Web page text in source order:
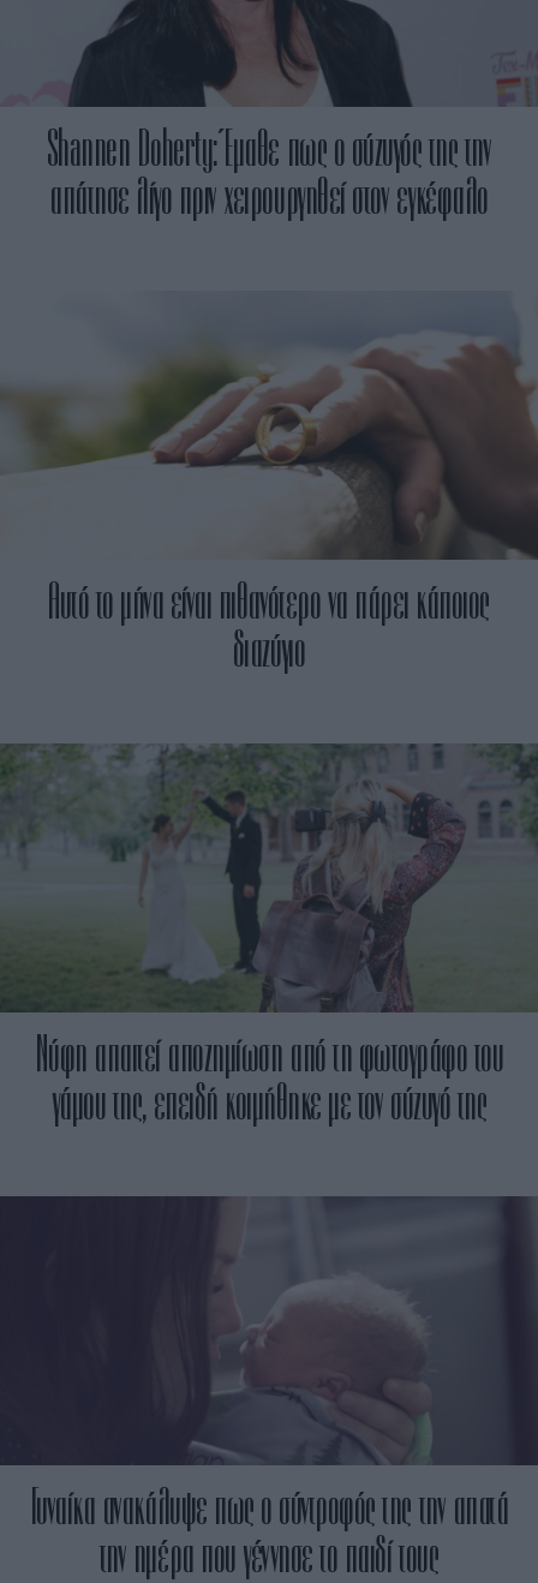
Shannen Doherty: Έμαθε πως ο σύζυγός της την
απάτησε λίγο πριν χειρουργηθεί στον εγκέφαλο
Αυτό το μήνα είναι πιθανότερο να πάρει κάποιος
διαζύγιο
Νύφη απαιτεί αποζημίωση από τη φωτογράφο του
γάμου της, επειδή κοιμήθηκε με τον σύζυγό της
Γυναίκα ανακάλυψε πως ο σύντροφός της την απατά
την ημέρα που γέννησε το παιδί τους